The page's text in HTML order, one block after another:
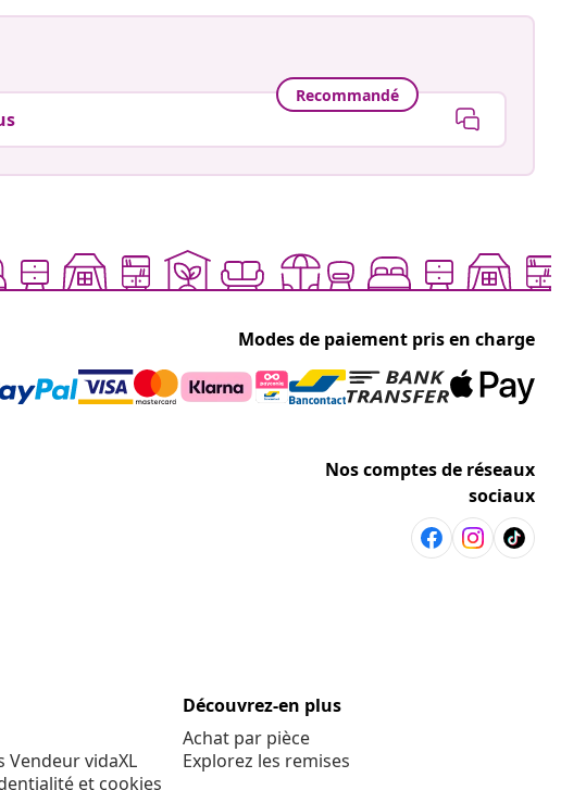
Recommandé
Modes de paiement pris en charge
Nos comptes de réseaux
sociaux
Vendeur vidaXL
et cookies
Découvrez-en plus
Achat par pièce
Explorez les remises